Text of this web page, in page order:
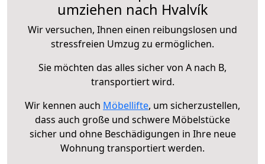
umziehen nach Hvalvík
Wir versuchen, Ihnen einen reibungslosen und
stressfreien Umzug zu ermöglichen.
Sie möchten das alles sicher von A nach B,
transportiert wird.
Wir kennen auch Möbellifte, um sicherzustellen,
dass auch große und schwere Möbelstücke
sicher und ohne Beschädigungen in Ihre neue
Wohnung transportiert werden.